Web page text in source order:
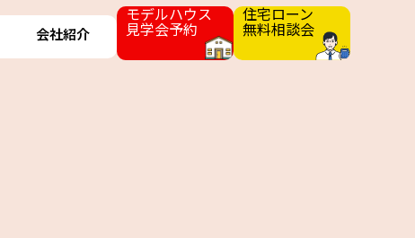
会社紹介
モデルハウス
見学会予約
住宅ローン
無料相談会